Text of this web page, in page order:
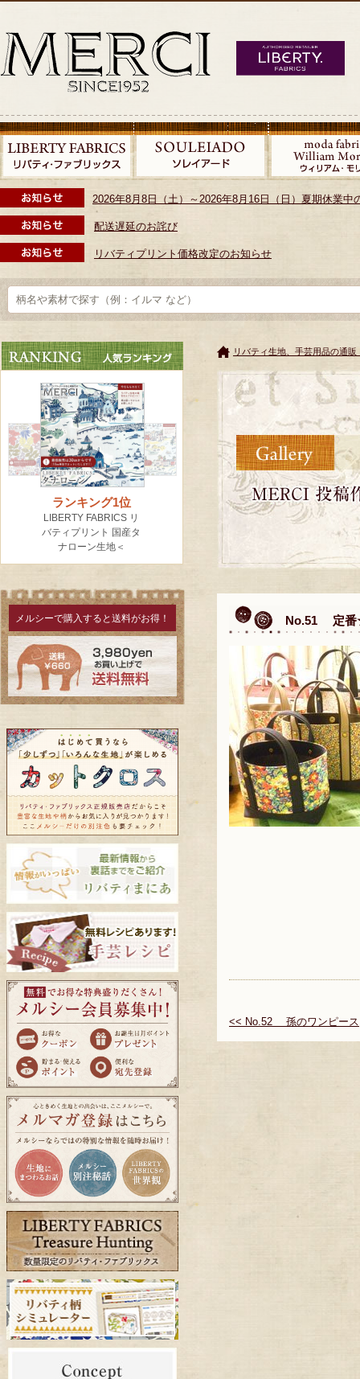
2026年8月8日（土）～2026年8月16日（日）夏期休業中
配送遅延のお詫び
リバティプリント価格改定のお知らせ
メルシーで購入すると送料がお得！
リバティ生地、手芸用品の通
No.51 定番
<< No.52 孫のワンピース